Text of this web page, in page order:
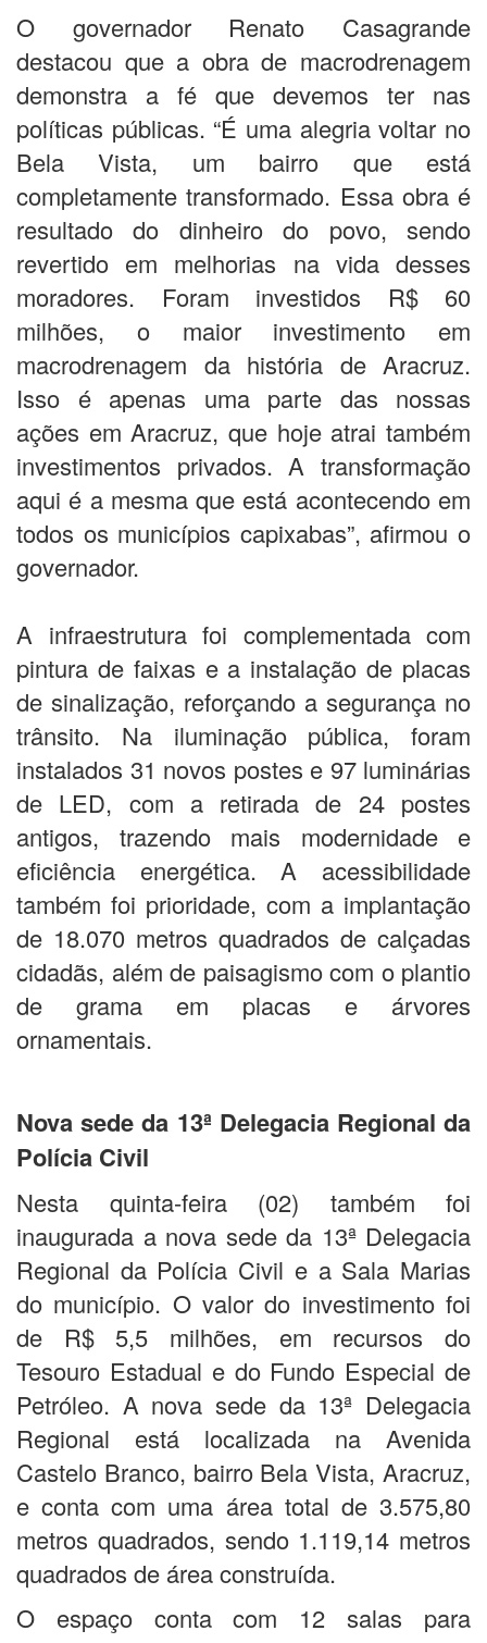
O governador Renato Casagrande
destacou que a obra de macrodrenagem
demonstra a fé que devemos ter nas
políticas públicas. “É uma alegria voltar no
Bela Vista, um bairro que está
completamente transformado. Essa obra é
resultado do dinheiro do povo, sendo
revertido em melhorias na vida desses
moradores. Foram investidos R$ 60
milhões, o maior investimento em
macrodrenagem da história de Aracruz.
Isso é apenas uma parte das nossas
ações em Aracruz, que hoje atrai também
investimentos privados. A transformação
aqui é a mesma que está acontecendo em
todos os municípios capixabas”, afirmou o
governador.
A infraestrutura foi complementada com
pintura de faixas e a instalação de placas
de sinalização, reforçando a segurança no
trânsito. Na iluminação pública, foram
instalados 31 novos postes e 97 luminárias
de LED, com a retirada de 24 postes
antigos, trazendo mais modernidade e
eficiência energética. A acessibilidade
também foi prioridade, com a implantação
de 18.070 metros quadrados de calçadas
cidadãs, além de paisagismo com o plantio
de grama em placas e árvores
ornamentais.
Nova sede da 13ª Delegacia Regional da
Polícia Civil
Nesta quinta-feira (02) também foi
inaugurada a nova sede da 13ª Delegacia
Regional da Polícia Civil e a Sala Marias
do município. O valor do investimento foi
de R$ 5,5 milhões, em recursos do
Tesouro Estadual e do Fundo Especial de
Petróleo. A nova sede da 13ª Delegacia
Regional está localizada na Avenida
Castelo Branco, bairro Bela Vista, Aracruz,
e conta com uma área total de 3.575,80
metros quadrados, sendo 1.119,14 metros
quadrados de área construída.
O espaço conta com 12 salas para